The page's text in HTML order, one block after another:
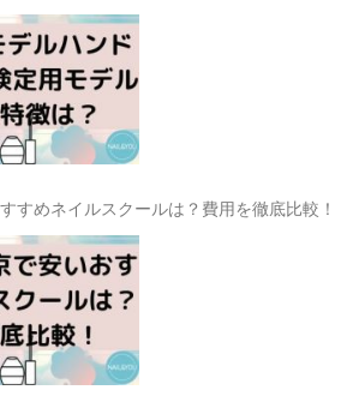
すめネイルスクールは？費用を徹底比較！